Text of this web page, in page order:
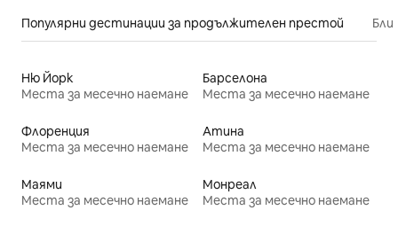
Популярни дестинации за продължителен престой
Ню Йорк
Места за месечно наемане
Барселона
Места за месечно наемане
Флоренция
Места за месечно наемане
Атина
Места за месечно наемане
Маями
Места за месечно наемане
Монреал
Места за месечно наемане